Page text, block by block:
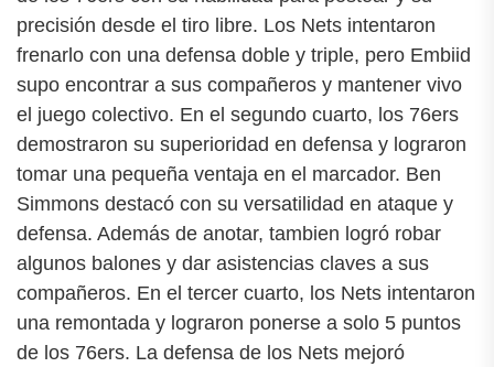
precisión desde el tiro libre. Los Nets intentaron
frenarlo con una defensa doble y triple, pero Embiid
supo encontrar a sus compañeros y mantener vivo
el juego colectivo. En el segundo cuarto, los 76ers
demostraron su superioridad en defensa y lograron
tomar una pequeña ventaja en el marcador. Ben
Simmons destacó con su versatilidad en ataque y
defensa. Además de anotar, tambien logró robar
algunos balones y dar asistencias claves a sus
compañeros. En el tercer cuarto, los Nets intentaron
una remontada y lograron ponerse a solo 5 puntos
de los 76ers. La defensa de los Nets mejoró